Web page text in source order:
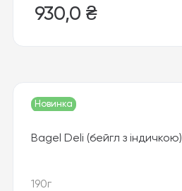
930,0 ₴
Новинка
Bagel Deli (бейгл з індичкою)
190г